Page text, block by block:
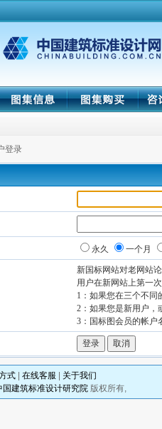
登录
永久 一个月
新国标网站对老网站
用户在新网站上第一
1：如果您在三个不同
2：如果您是新用户，
3：国标图会员的帐户
式 在线客服
关于我们
国建筑标准设计研究院 版权所有,